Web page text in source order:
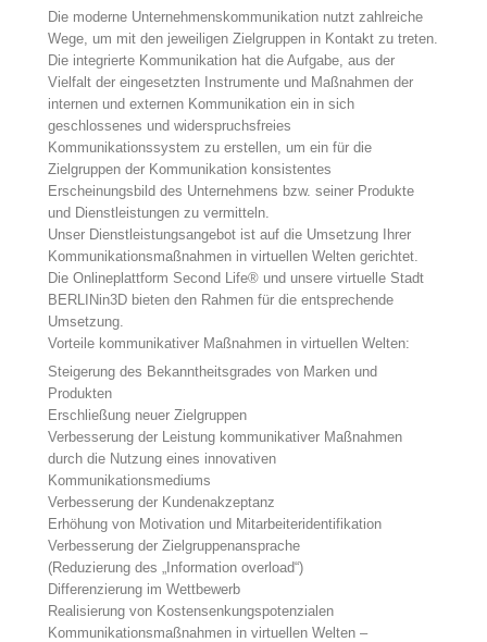
Die moderne Unternehmenskommunikation nutzt zahlreiche
Wege, um mit den jeweiligen Zielgruppen in Kontakt zu treten.
Die integrierte Kommunikation hat die Aufgabe, aus der
Vielfalt der eingesetzten Instrumente und Maßnahmen der
internen und externen Kommunikation ein in sich
geschlossenes und widerspruchsfreies
Kommunikationssystem zu erstellen, um ein für die
Zielgruppen der Kommunikation konsistentes
Erscheinungsbild des Unternehmens bzw. seiner Produkte
und Dienstleistungen zu vermitteln.
Unser Dienstleistungsangebot ist auf die Umsetzung Ihrer
Kommunikationsmaßnahmen in virtuellen Welten gerichtet.
Die Onlineplattform Second Life® und unsere virtuelle Stadt
BERLINin3D bieten den Rahmen für die entsprechende
Umsetzung.
Vorteile kommunikativer Maßnahmen in virtuellen Welten:
Steigerung des Bekanntheitsgrades von Marken und
Produkten
Erschließung neuer Zielgruppen
Verbesserung der Leistung kommunikativer Maßnahmen
durch die Nutzung eines innovativen
Kommunikationsmediums
Verbesserung der Kundenakzeptanz
Erhöhung von Motivation und Mitarbeiteridentifikation
Verbesserung der Zielgruppenansprache
(Reduzierung des „Information overload“)
Differenzierung im Wettbewerb
Realisierung von Kostensenkungspotenzialen
Kommunikationsmaßnahmen in virtuellen Welten –